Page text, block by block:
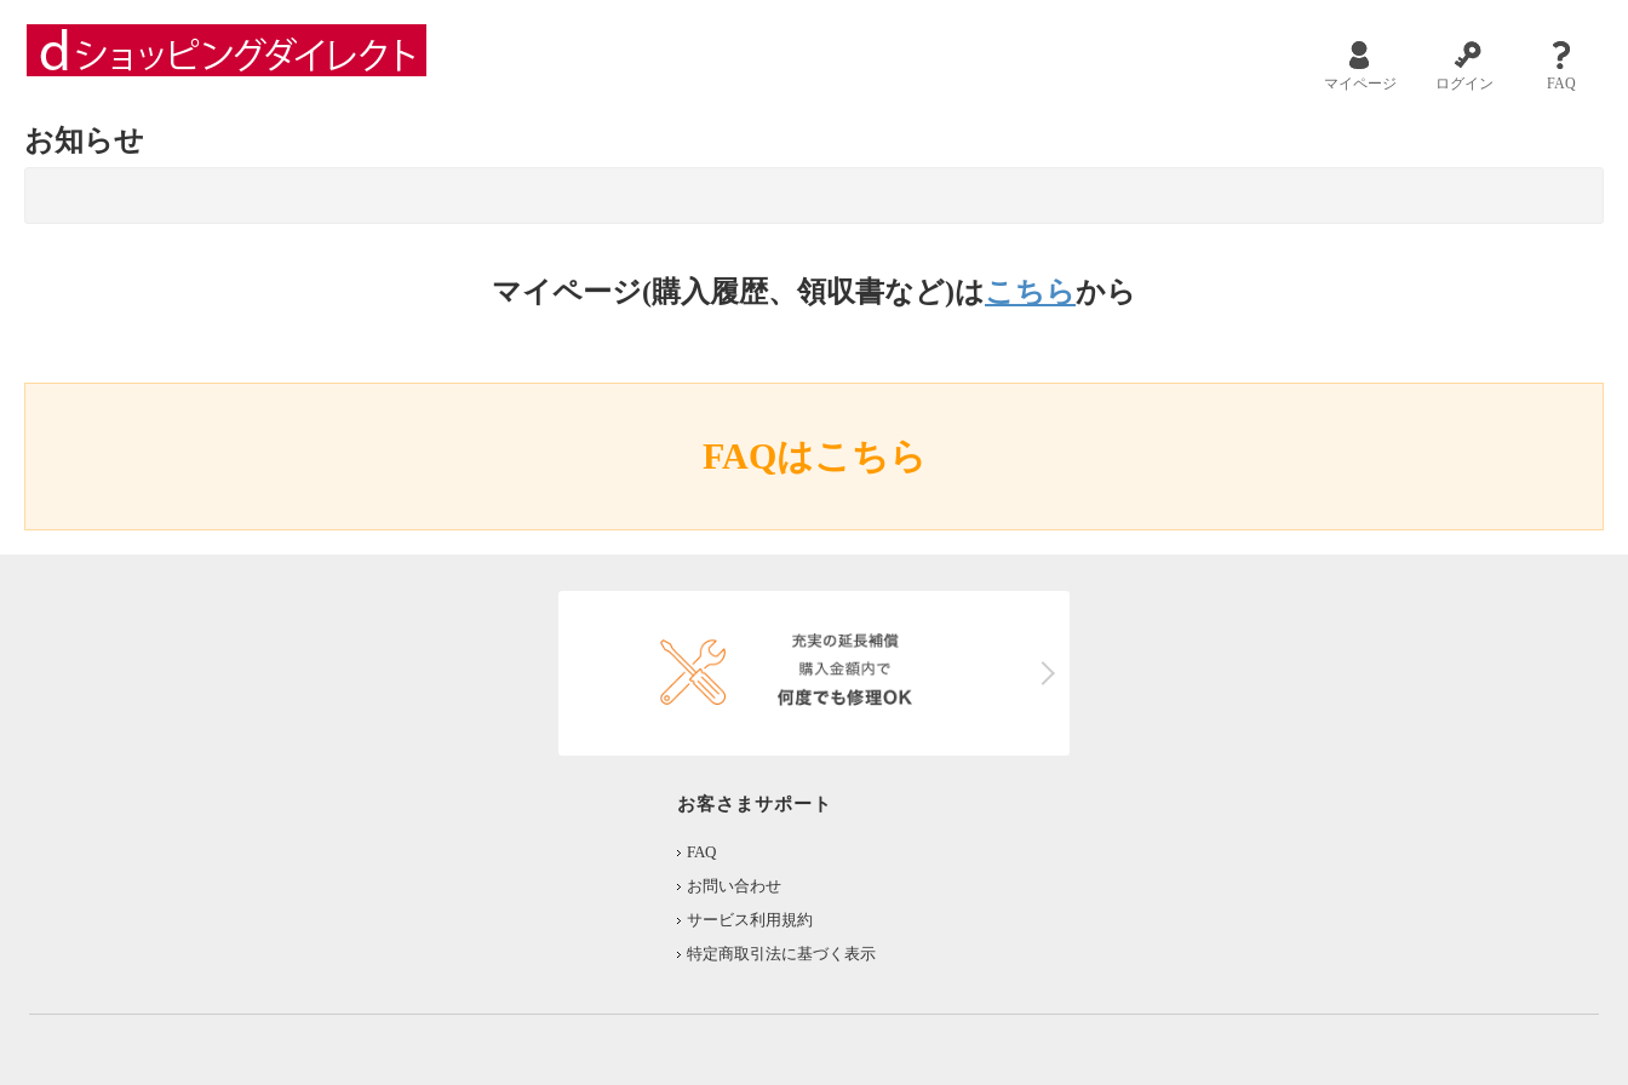
マイページ ログイン FAQ
お知らせ
マイページ(購入履歴、領収書など)はこちらから
FAQはこちら
お客さまサポート
FAQ
お問い合わせ
サービス利用規約
特定商取引法に基づく表示